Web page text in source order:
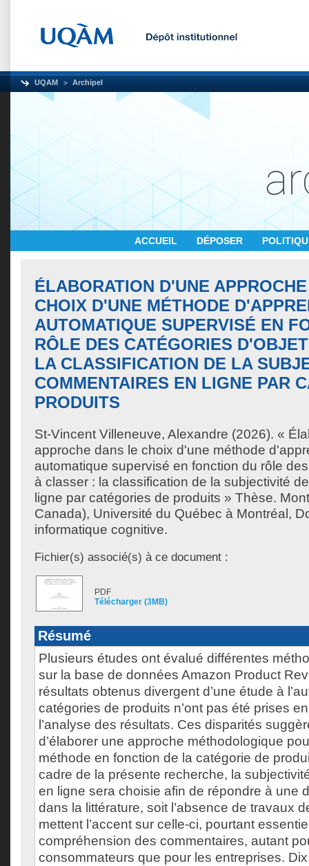
UQAM Archipel
ACCUEIL DÉPOSER
ÉLABORATION D'UNE
CHOIX D'UNE MÉTHODE
AUTOMATIQUE SUPERVISÉ EN
RÔLE DES CATÉGORIES
LA CLASSIFICATION DE LA
COMMENTAIRES EN LIGNE PAR
PRODUITS
St-Vincent Villeneuve, Alexandre (2026). «
approche dans le choix d'une méthode
automatique supervisé en fonction du rôle
à classer : la classification de la subjectivité
ligne par catégories de produits » Thèse.
Canada), Université du Québec à Montréal,
informatique cognitive.
Fichier(s) associé(s) à ce document :
PDF
Télécharger (3MB)
Résumé
Plusieurs études ont évalué différentes
sur la base de données Amazon Product
résultats obtenus divergent d’une étude à
catégories de produits n’ont pas été prises
l’analyse des résultats. Ces disparités
d’élaborer une approche méthodologique
méthode en fonction de la catégorie de
cadre de la présente recherche, la
en ligne sera choisie afin de répondre à une
dans la littérature, soit l’absence de travaux
mettent l’accent sur celle-ci, pourtant
compréhension des commentaires, autant
consommateurs que pour les entreprises.